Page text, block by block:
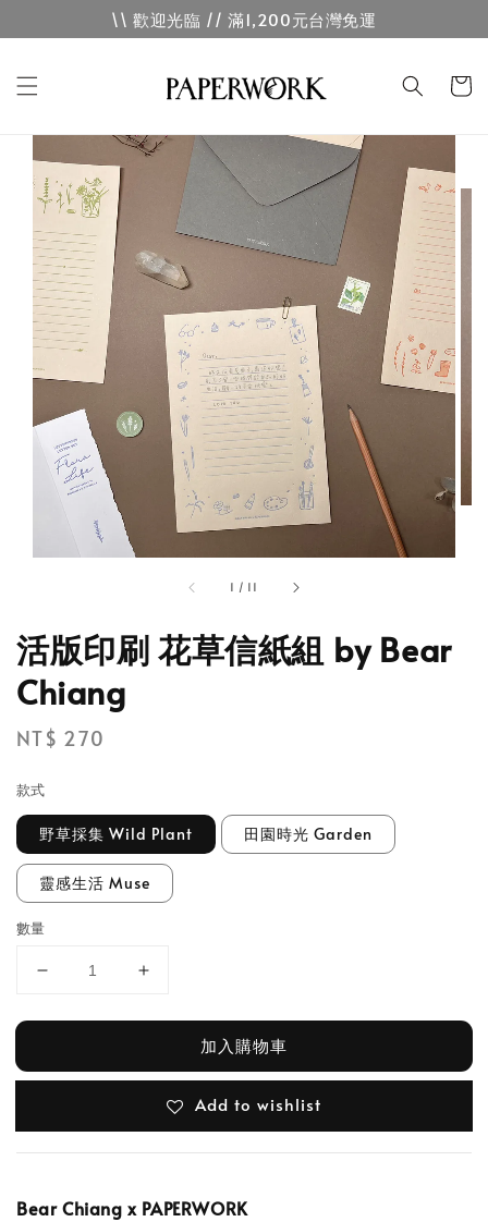
\\ 歡迎光臨 // 滿1,200元台灣免運
1 / 11
活版印刷 花草信紙組 by Bear
Chiang
Regular
NT$ 270
款式
野草採集 Wild Plant 田園時光 Garden
靈感生活 Muse
數量
加入購物車
Add to wishlist
Bear Chiang x PAPERWORK